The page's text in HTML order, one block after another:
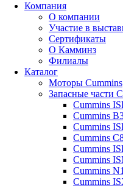
Компания
О компании
Участие в
Сертификаты
О Камминз
Филиалы
Каталог
Моторы Cummins
Запасные части
Cummins
Cummins
Cummins
Cummins
Cummins
Cummins
Cummins
Cummins